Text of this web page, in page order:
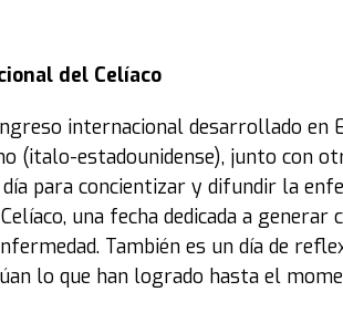
del Celíaco
internacional desarrollado en
(italo-estadounidense), junto con
para concientizar y difundir la
una fecha dedicada a
También es un día de
lo que han logrado hasta el